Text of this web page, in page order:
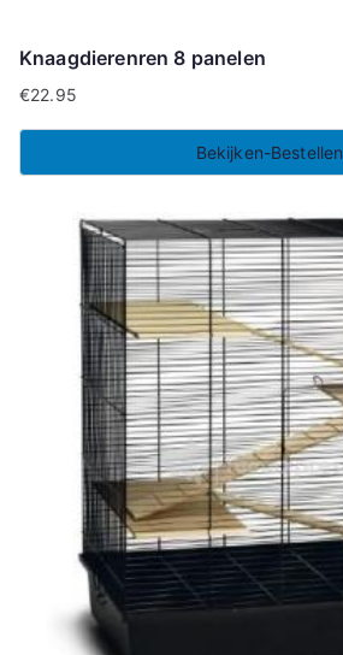
Knaagdierenren 8 panelen
€22.95
Bekijken-Bestellen